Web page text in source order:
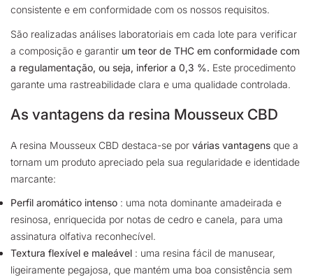
consistente e em conformidade com os nossos requisitos.
São realizadas análises laboratoriais em cada lote para verificar
a composição e garantir um teor de THC em conformidade com
a regulamentação, ou seja, inferior a 0,3 %. Este procedimento
garante uma rastreabilidade clara e uma qualidade controlada.
As vantagens da resina Mousseux CBD
A resina Mousseux CBD destaca-se por várias vantagens que a
tornam um produto apreciado pela sua regularidade e identidade
marcante:
Perfil aromático intenso : uma nota dominante amadeirada e
resinosa, enriquecida por notas de cedro e canela, para uma
assinatura olfativa reconhecível.
Textura flexível e maleável : uma resina fácil de manusear,
ligeiramente pegajosa, que mantém uma boa consistência sem